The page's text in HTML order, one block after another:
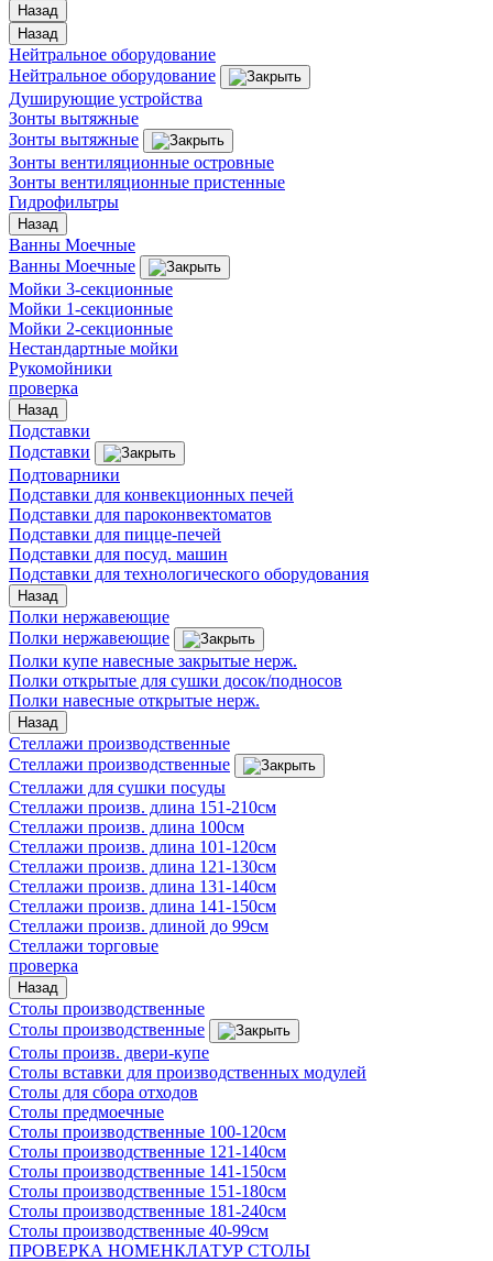
Назад
Назад
Нейтральное оборудование
Нейтральное оборудование
Душирующие устройства
Зонты вытяжные
Зонты вытяжные
Зонты вентиляционные островные
Зонты вентиляционные пристенные
Гидрофильтры
Назад
Ванны Моечные
Ванны Моечные
Мойки 3-секционные
Мойки 1-секционные
Мойки 2-секционные
Нестандартные мойки
Рукомойники
проверка
Назад
Подставки
Подставки
Подтоварники
Подставки для конвекционных печей
Подставки для пароконвектоматов
Подставки для пицце-печей
Подставки для посуд. машин
Подставки для технологического оборудования
Назад
Полки нержавеющие
Полки нержавеющие
Полки купе навесные закрытые нерж.
Полки открытые для сушки досок/подносов
Полки навесные открытые нерж.
Назад
Стеллажи производственные
Стеллажи производственные
Стеллажи для сушки посуды
Стеллажи произв. длина 151-210см
Стеллажи произв. длина 100см
Стеллажи произв. длина 101-120см
Стеллажи произв. длина 121-130см
Стеллажи произв. длина 131-140см
Стеллажи произв. длина 141-150см
Стеллажи произв. длиной до 99см
Стеллажи торговые
проверка
Назад
Столы производственные
Столы производственные
Столы произв. двери-купе
Столы вставки для производственных модулей
Столы для сбора отходов
Столы предмоечные
Столы производственные 100-120см
Столы производственные 121-140см
Столы производственные 141-150см
Столы производственные 151-180см
Столы производственные 181-240см
Столы производственные 40-99см
ПРОВЕРКА НОМЕНКЛАТУР СТОЛЫ